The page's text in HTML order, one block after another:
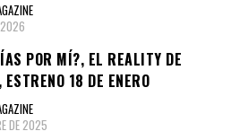
2026
POR MÍ?, EL REALITY DE
18 DE ENERO
DE 2025